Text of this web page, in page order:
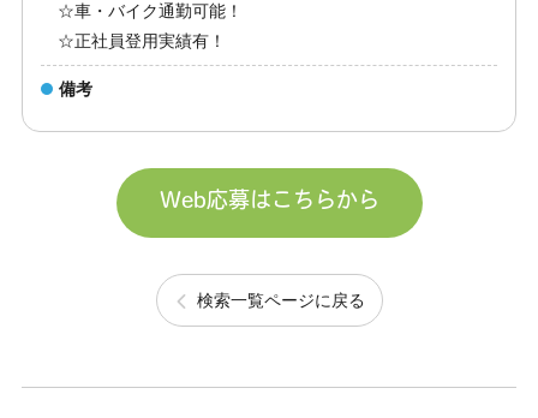
☆車・バイク通勤可能！
☆正社員登用実績有！
備考
Web応募はこちらから
検索一覧ページに戻る